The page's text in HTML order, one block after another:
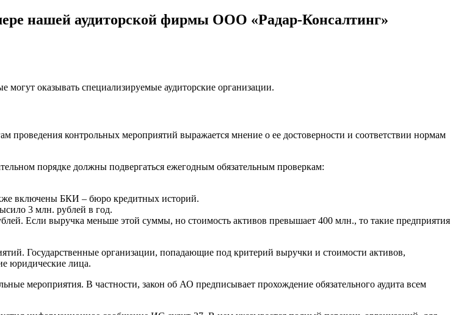
нашей аудиторской фирмы ООО «Радар-Консалтинг»
могут оказывать специализируемые аудиторские организации.
проведения контрольных мероприятий выражается мнение о ее достоверности и соответствии нормам
порядке должны подвергаться ежегодным обязательным проверкам:
включены БКИ – бюро кредитных историй.
3 млн. рублей в год.
Если выручка меньше этой суммы, но стоимость активов превышает 400 млн., то такие предприятия
Государственные организации, попадающие под критерий выручки и стоимости активов,
юридические лица.
мероприятия. В частности, закон об АО предписывает прохождение обязательного аудита всем